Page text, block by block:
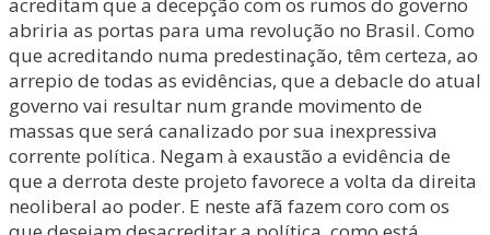
abriria as portas para uma revolução no Brasil. Como
que acreditando numa predestinação, têm certeza, ao
arrepio de todas as evidências, que a debacle do atual
governo vai resultar num grande movimento de
massas que será canalizado por sua inexpressiva
corrente política. Negam à exaustão a evidência de
que a derrota deste projeto favorece a volta da direita
neoliberal ao poder. E neste afã fazem coro com os